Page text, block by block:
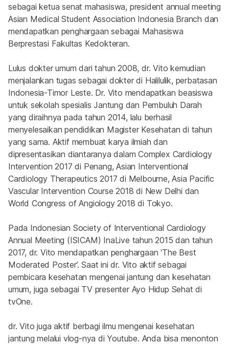
sebagai ketua senat mahasiswa, president annual meeting
Asian Medical Student Association Indonesia Branch dan
mendapatkan penghargaan sebagai Mahasiswa
Berprestasi Fakultas Kedokteran.
Lulus dokter umum dari tahun 2008, dr. Vito kemudian
menjalankan tugas sebagai dokter di Halilulik, perbatasan
Indonesia-Timor Leste. Dr. Vito mendapatkan beasiswa
untuk sekolah spesialis Jantung dan Pembuluh Darah
yang diraihnya pada tahun 2014, lalu berhasil
menyelesaikan pendidikan Magister Kesehatan di tahun
yang sama. Aktif membuat karya ilmiah dan
dipresentasikan diantaranya dalam Complex Cardiology
Intervention 2017 di Penang, Asian Interventional
Cardiology Therapeutics 2017 di Melbourne, Asia Pacific
Vascular Intervention Course 2018 di New Delhi dan
World Congress of Angiology 2018 di Tokyo.
Pada Indonesian Society of Interventional Cardiology
Annual Meeting (ISICAM) InaLive tahun 2015 dan tahun
2017, dr. Vito mendapatkan penghargaan ‘The Best
Moderated Poster’. Saat ini dr. Vito aktif sebagai
pembicara kesehatan mengenai jantung dan kesehatan
umum, juga sebagai TV presenter Ayo Hidup Sehat di
tvOne.
dr. Vito juga aktif berbagi ilmu mengenai kesehatan
jantung melalui vlog-nya di Youtube. Anda bisa menonton